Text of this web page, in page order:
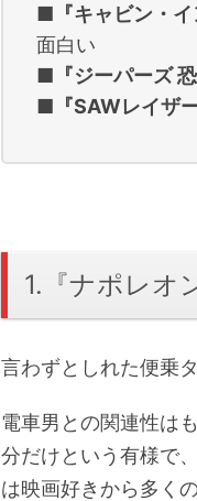
■ 『キャビン・
面白い
■ 『ジーパーズ
■ 『SAWレイザー
1.『ナポレオ
言わずとしれた便乗
電車男との関連性は
分だけという有様で
は映画好きから多く